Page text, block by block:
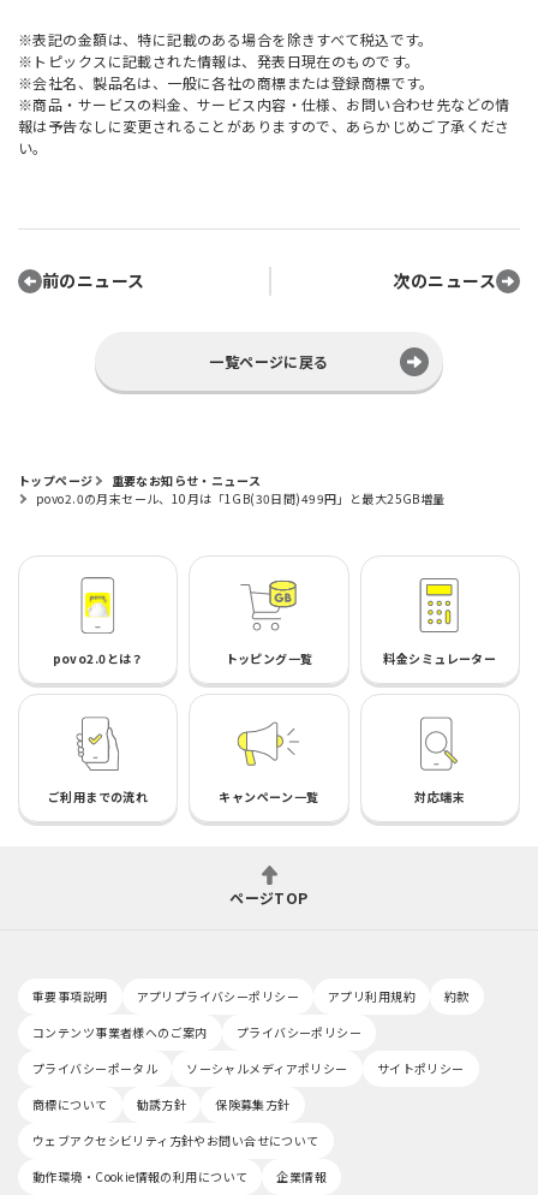
※表記の金額は、特に記載のある場合を除きすべて税込です。
※トピックスに記載された情報は、発表日現在のものです。
※会社名、製品名は、一般に各社の商標または登録商標です。
※商品・サービスの料金、サービス内容・仕様、お問い合わせ先などの情
報は予告なしに変更されることがありますので、あらかじめご了承くださ
い。
前のニュース 次のニュース
一覧ページに戻る
トップページ
重要なお知らせ・ニュース
povo2.0の月末セール、10月は「1GB(30日間)499円」と最大25GB増量
povo2.0とは？ トッピング一覧 料金シミュレーター
ご利用までの流れ キャンペーン一覧 対応端末
ページTOP
重要事項説明 アプリプライバシーポリシー アプリ利用規約
約款
コンテンツ事業者様へのご案内
プライバシーポリシー
プライバシーポータル
ソーシャルメディアポリシー
サイトポリシー
商標について
勧誘方針
保険募集方針
ウェブアクセシビリティ方針やお問い合せについて
動作環境・Cookie情報の利用について
企業情報